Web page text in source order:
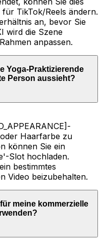
TikTok/Reels ändern.
an, bevor Sie
wird die Szene
anpassen.
Yoga-Praktizierende
Person aussieht?
Haarfarbe zu
können Sie ein
Slot hochladen.
bestimmtes
Video beizubehalten.
meine kommerzielle